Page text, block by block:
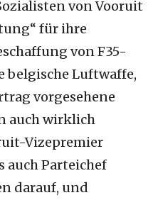
von Vooruit
für ihre
von F35-
belgische Luftwaffe,
vorgesehene
auch wirklich
Vizepremier
auch Parteichef
darauf, und